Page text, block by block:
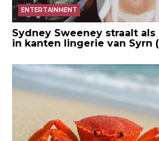
ENTERTAINMENT
Sydney Sweeney straalt
in kanten lingerie van Syrn